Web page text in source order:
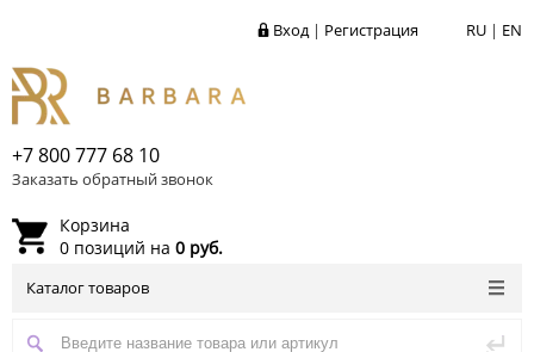
RU | EN
Вход| Регистрация
+7 800 777 68 10
Заказать обратный звонок
Корзина
0 позиций на 0 руб.
Каталог товаров